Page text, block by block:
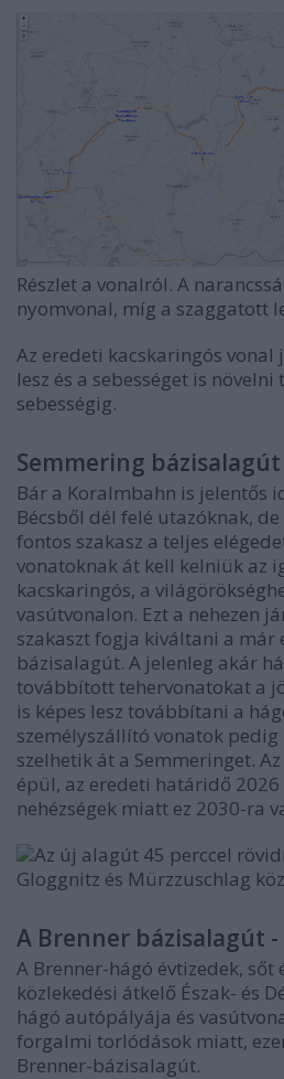
Részlet a vonalról. A
nyomvonal, míg a szaggatott
Az eredeti kacskaringós vonal
lesz és a sebességet is
sebességig.
Semmering bázisalagút
Bár a Koralmbahn is jelentős
Bécsből dél felé utazóknak,
fontos szakasz a teljes
vonatoknak át kell kelniük az
kacskaringós, a
vasútvonalon. Ezt a nehezen
szakaszt fogja kiváltani a már
bázisalagút. A jelenleg akár
továbbított tehervonatokat a
is képes lesz továbbítani a
személyszállító vonatok pedig
szelhetik át a Semmeringet.
épül, az eredeti határidő
nehézségek miatt ez 2030-ra
Az új alagút 45 perccel
Gloggnitz és Mürzzuschlag
A Brenner bázisalagút -
A Brenner-hágó évtizedek, sőt
közlekedési átkelő Észak- és
hágó autópályája és
forgalmi torlódások miatt,
Brenner-bázisalagút.